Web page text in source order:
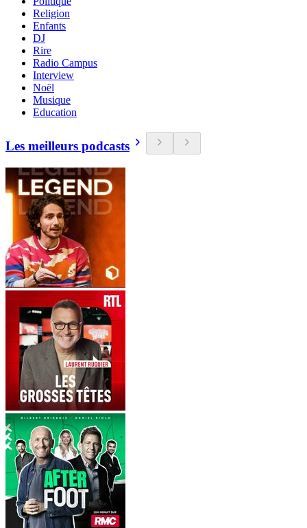
Religion
Enfants
DJ
Rire
Radio Campus
Interview
Noël
Musique
Education
Les meilleurs podcasts